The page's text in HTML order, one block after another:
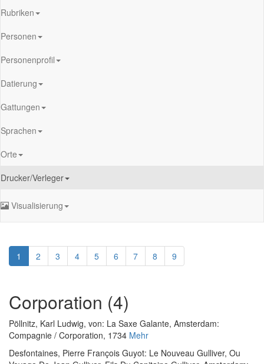
Rubriken
Personen
Personenprofil
Datierung
Gattungen
Sprachen
Orte
Drucker/Verleger
Visualisierung
1 2 3 4 5 6 7 8 9
Corporation (4)
Pöllnitz, Karl Ludwig, von: La Saxe Galante, Amsterdam:
Compagnie / Corporation, 1734 Mehr
Desfontaines, Pierre François Guyot: Le Nouveau Gulliver, Ou